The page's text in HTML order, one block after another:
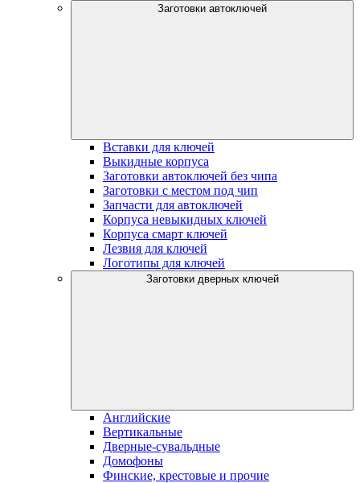
Заготовки автоключей
Вставки для ключей
Выкидные корпуса
Заготовки автоключей без чипа
Заготовки с местом под чип
Запчасти для автоключей
Корпуса невыкидных ключей
Корпуса смарт ключей
Лезвия для ключей
Логотипы для ключей
Заготовки дверных ключей
Английские
Вертикальные
Дверные-сувальдные
Домофоны
Финские, крестовые и прочие